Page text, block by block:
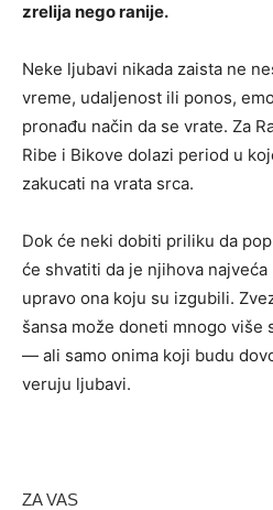
zrelija nego ranije.
Neke ljubavi nikada zaista ne
vreme, udaljenost ili ponos,
pronađu način da se vrate. Za
Ribe i Bikove dolazi period u
zakucati na vrata srca.
Dok će neki dobiti priliku da
će shvatiti da je njihova
upravo ona koju su izgubili.
šansa može doneti mnogo više
— ali samo onima koji budu
veruju ljubavi.